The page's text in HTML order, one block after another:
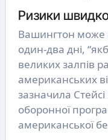
Ризики
Вашингтон може
один-два дні,
великих залпів
американських
зазначила
оборонної
американської